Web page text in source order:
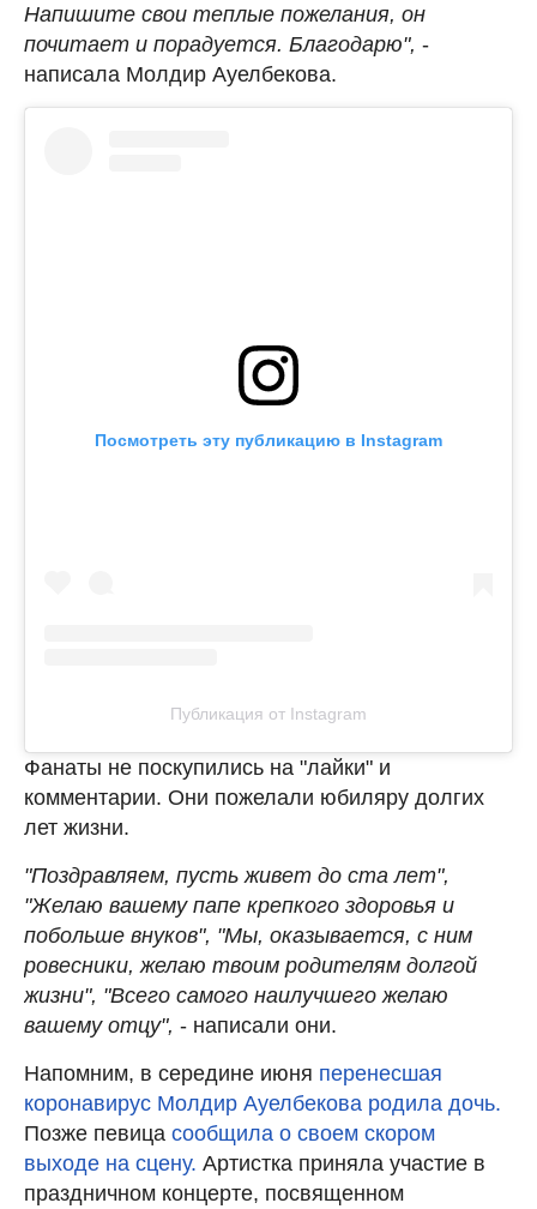
Напишите свои теплые пожелания, он
почитает и порадуется. Благодарю", -
написала Молдир Ауелбекова.
Посмотреть эту публикацию в Instagram
Публикация от Instagram
Фанаты не поскупились на "лайки" и
комментарии. Они пожелали юбиляру долгих
лет жизни.
"Поздравляем, пусть живет до ста лет",
"Желаю вашему папе крепкого здоровья и
побольше внуков", "Мы, оказывается, с ним
ровесники, желаю твоим родителям долгой
жизни", "Всего самого наилучшего желаю
вашему отцу", - написали они.
Напомним, в середине июня перенесшая
коронавирус Молдир Ауелбекова родила дочь.
Позже певица сообщила о своем скором
выходе на сцену. Артистка приняла участие в
праздничном концерте, посвященном